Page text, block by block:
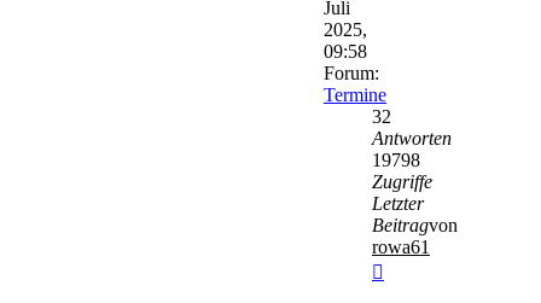
Juli
2025,
09:58
Forum:
Termine
32
Antworten
19798
Zugriffe
Letzter
Beitragvon
rowa61